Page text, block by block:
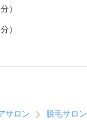
）
）
サロン
脱毛サロン